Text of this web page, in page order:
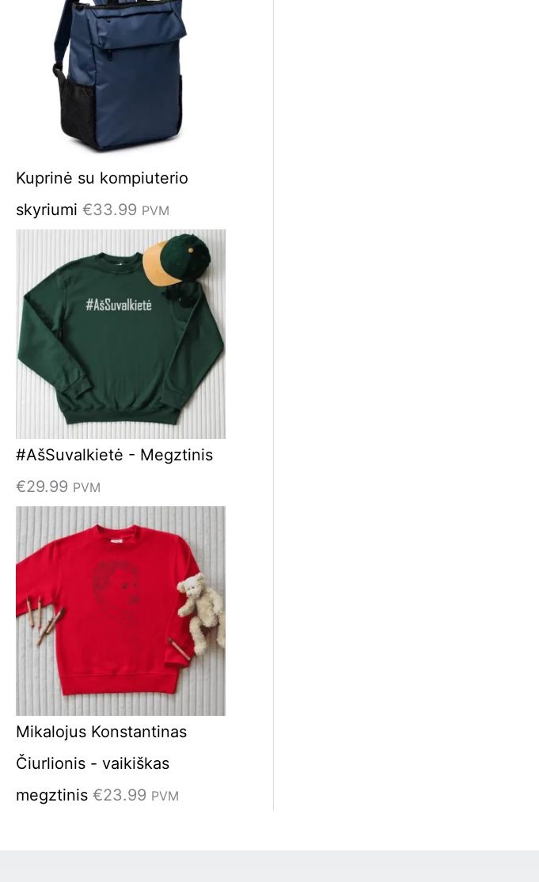
Kuprinė su kompiuterio
skyriumi €33.99 PVM
#AšSuvalkietė - Megztinis
€29.99 PVM
Mikalojus Konstantinas
Čiurlionis - vaikiškas
megztinis €23.99 PVM